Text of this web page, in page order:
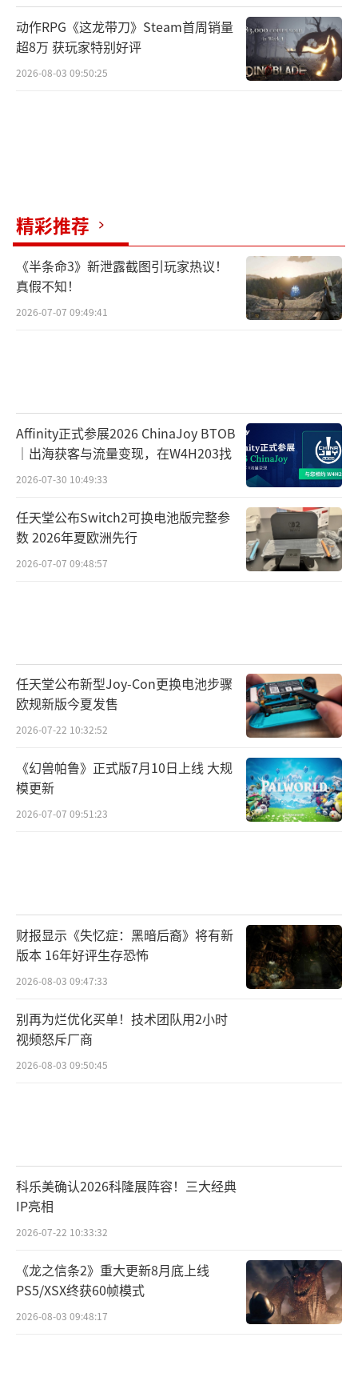
度大幅提升,丰富了游戏的可重玩性,玩家在达成
高难度挑战后,还有机会获得额外奖励。
在新作《狙击手:幽灵战士契约》中,游戏更
是剔除了前作略显空旷的开放世界,转而在更小
的沙盒地图中追求多样化的通关方式,希望能更
好地服务于痴迷特种狙击作战的核心玩家。
手展开猫鼠游戏的刺激对战。
游戏发售前一天,外媒IGN为本作打出7.3分
的评分,称游戏中的狙击是艺术和科学的集合,尽
管游戏开局冗长慢热,但当你解锁更多配件并学
《狙击手:幽灵战士契约》现已登陆Steam
并支持简体中文,国内玩家从官方合作零售商杉
果游戏购买可领券以79元优惠价入手。（责任编
辑：黄鹏 CG001）
动作RPG《这龙带刀》Steam首周销量
超8万 获玩家特别好评
2026-08-03 09:50:25
精彩推荐
《半条命3》新泄露截图引玩家热议！
真假不知！
2026-07-07 09:49:41
Affinity正式参展2026 ChinaJoy BTOB
｜出海获客与流量变现，在W4H203找
2026-07-30 10:49:33
任天堂公布Switch2可换电池版完整参
数 2026年夏欧洲先行
2026-07-07 09:48:57
任天堂公布新型Joy-Con更换电池步骤
欧规新版今夏发售
2026-07-22 10:32:52
《幻兽帕鲁》正式版7月10日上线 大规
模更新
2026-07-07 09:51:23
财报显示《失忆症：黑暗后裔》将有新
版本 16年好评生存恐怖
2026-08-03 09:47:33
别再为烂优化买单！技术团队用2小时
视频怒斥厂商
2026-08-03 09:50:45
科乐美确认2026科隆展阵容！三大经典
IP亮相
2026-07-22 10:33:32
《龙之信条2》重大更新8月底上线
PS5/XSX终获60帧模式
2026-08-03 09:48:17